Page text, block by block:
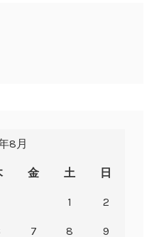
8月
金 土 日
1 2
7 8 9